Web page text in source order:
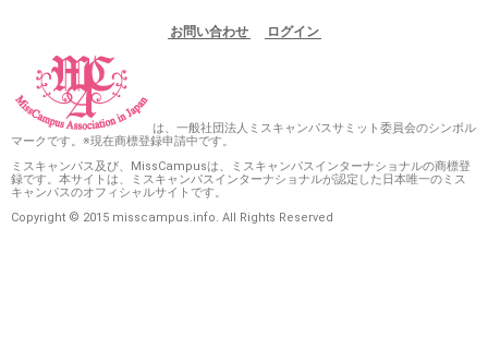
お問い合わせ ログイン
は、一般社団法人ミスキャンパスサミット委員会のシンボル
マークです。※現在商標登録申請中です。
ミスキャンパス及び、MissCampusは、ミスキャンパスインターナショナルの商標登
録です。本サイトは、ミスキャンパスインターナショナルが認定した日本唯一のミス
キャンパスのオフィシャルサイトです。
Copyright © 2015 misscampus.info. All Rights Reserved